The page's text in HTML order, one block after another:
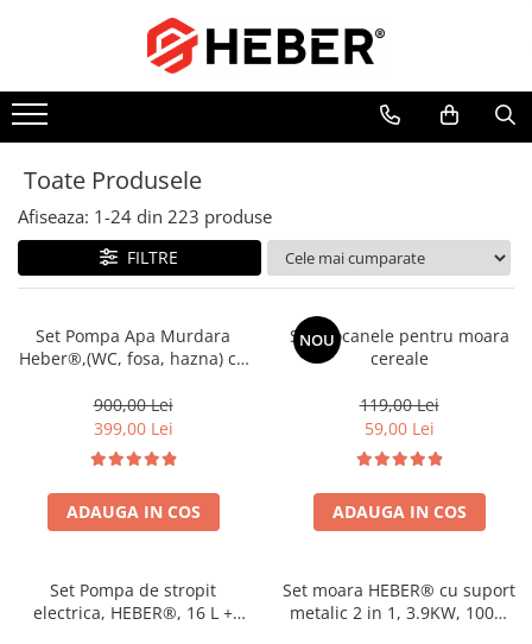
Toate Produsele
Mixere cu bol
Friteuze cu aer cald
Pompe de apa
Pompe submersibile
Pompe submersibile nisip
Pompe apa de suprafata
Motopompe
Hidrofoare
Hidrofor cu pompa submersibila
Pompe de stropit
Pompe de stropit electrice
Mori electrice
Toate Produsele
Afiseaza: 1-24 din 223 produse
FILTRE
Set Pompa Apa Murdara
Heber®,(WC, fosa, hazna) cu
+20m Furtun pompieri
2"+cuple metalice
900,00 Lei
399,00 Lei
ADAUGA IN COS
NOU
Set ciocanele pentru moara
cereale
119,00 Lei
59,00 Lei
ADAUGA IN COS
Set Pompa de stropit
electrica, HEBER®, 16 L +
Set moara HEBER® cu suport
metalic 2 in 1, 3.9KW, 100%